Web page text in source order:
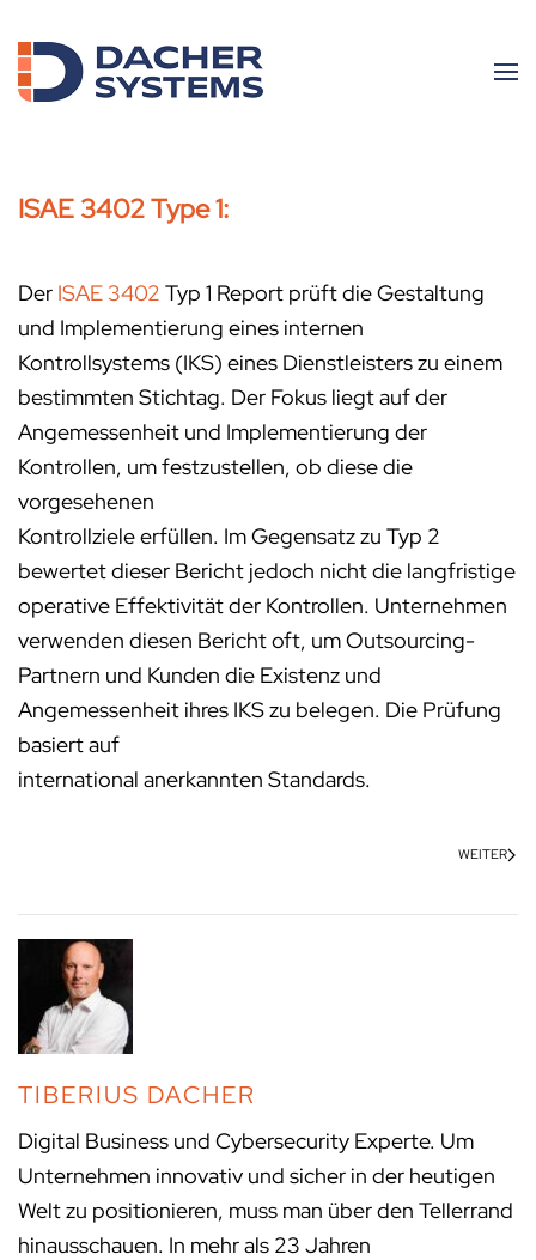
Skip to main content
ISAE 3402 Type 1:
Der ISAE 3402 Typ 1 Report prüft die Gestaltung
und Implementierung eines internen
Kontrollsystems (IKS) eines Dienstleisters zu einem
bestimmten Stichtag. Der Fokus liegt auf der
Angemessenheit und Implementierung der
Kontrollen, um festzustellen, ob diese die
vorgesehenen
Kontrollziele erfüllen. Im Gegensatz zu Typ 2
bewertet dieser Bericht jedoch nicht die langfristige
operative Effektivität der Kontrollen. Unternehmen
verwenden diesen Bericht oft, um Outsourcing-
Partnern und Kunden die Existenz und
Angemessenheit ihres IKS zu belegen. Die Prüfung
basiert auf
international anerkannten Standards.
WEITER
TIBERIUS DACHER
Digital Business und Cybersecurity Experte. Um
Unternehmen innovativ und sicher in der heutigen
Welt zu positionieren, muss man über den Tellerrand
hinausschauen. In mehr als 23 Jahren